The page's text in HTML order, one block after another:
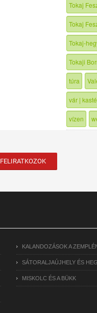
Tokaj
Tokaj
Tokaj-
Tokaji
túra
vár |
vízen
KALANDOZÁSOK A
SÁTORALJAÚJHELY ÉS
MISKOLC ÉS A BÜKK